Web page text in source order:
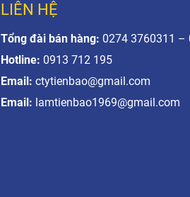
LIÊN HỆ
Tổng đài bán hàng: 0274 3760311 –
Hotline: 0913 712 195
Email: ctytienbao@gmail.com
Email: lamtienbao1969@gmail.com